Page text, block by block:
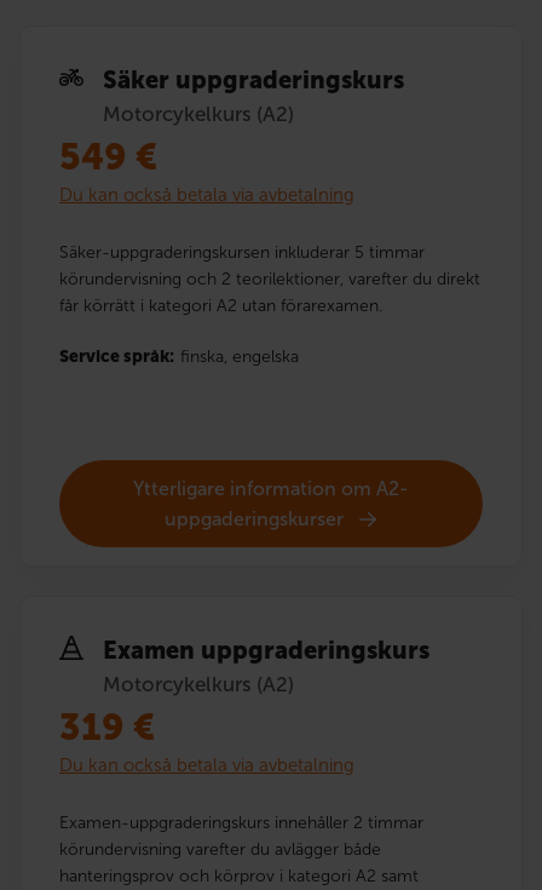
Säker uppgraderingskurs
Motorcykelkurs (A2)
549 €
Du kan också betala via avbetalning
Säker-uppgraderingskursen inkluderar 5 timmar
körundervisning och 2 teorilektioner, varefter du direkt
får körrätt i kategori A2 utan förarexamen.
Service språk: finska, engelska
Ytterligare information om A2-
uppgaderingskurser
Examen uppgraderingskurs
Motorcykelkurs (A2)
319 €
Du kan också betala via avbetalning
Examen-uppgraderingskurs innehåller 2 timmar
körundervisning varefter du avlägger både
hanteringsprov och körprov i kategori A2 samt